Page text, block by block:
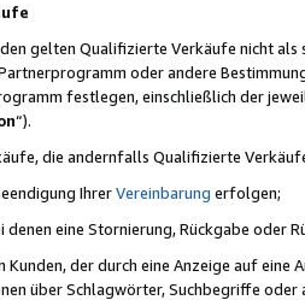
gelten Qualifizierte Verkäufe nicht
oder andere
festlegen, einschließlich der
“).
die andernfalls Qualifizierte
IhrerVereinbarung erfolgen;
eine Stornierung, Rückgabe oder
der durch eine Anzeige auf
über Schlagwörter, Suchbegriffe